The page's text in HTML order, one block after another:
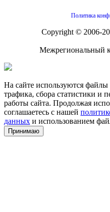
Политика
Copyright © 2006-
Межрегиональный
На сайте используются файлы
трафика, сбора статистики и
работы сайта. Продолжая
соглашаетесь с нашей
данных и использованием
Принимаю